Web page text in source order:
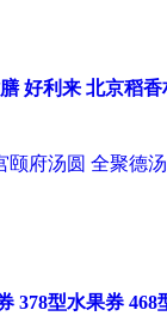
好利来 北京稻香
颐府汤圆 全聚德
378型水果券 468